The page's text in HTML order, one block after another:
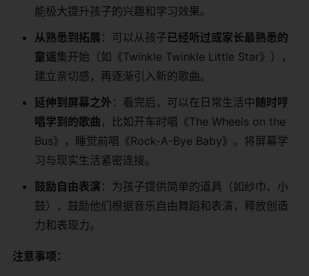
能极大提升孩子的兴趣和学习效果。
从熟悉到拓展 ：可以从孩子已经听过或家长最熟悉的
童谣集开始（如《Twinkle Twinkle Little Star》），
建立亲切感，再逐渐引入新的歌曲。
延伸到屏幕之外 ：看完后，可以在日常生活中 随时哼
唱学到的歌曲 ，比如开车时唱《The Wheels on the
Bus》，睡觉前唱《Rock-A-Bye Baby》。将屏幕学
习与现实生活紧密连接。
鼓励自由表演 ：为孩子提供简单的道具（如纱巾、小
鼓），鼓励他们根据音乐自由舞蹈和表演，释放创造
力和表现力。
注意事项：